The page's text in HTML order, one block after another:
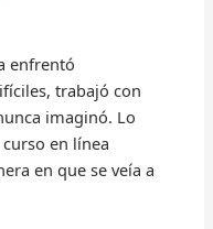
enfrentó
trabajó con
imaginó. Lo
en línea
en que se veía a